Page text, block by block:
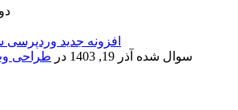
افزونه جدید
سوال شده آذر 19, 1403 در طراحی